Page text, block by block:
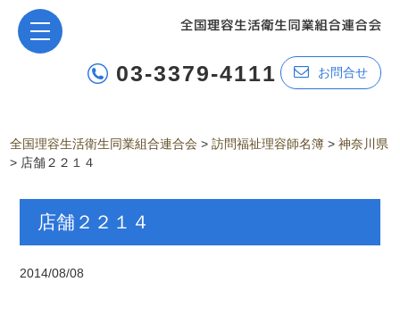
03-3379-4111 お問合せ
全国理容生活衛生同業組合連合会 >訪問福祉理容師名簿 >神奈川県
> 店舗２２１４
店舗２２１４
2014/08/08